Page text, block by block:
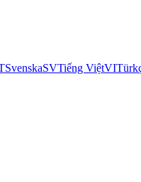
SvenskaSVTiếng ViệtVI